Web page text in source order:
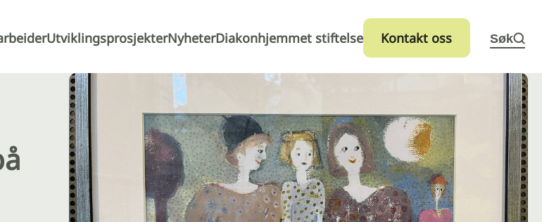
UtviklingsprosjekterNyheterDiakonhjemmet stiftelse Kontakt oss Søk